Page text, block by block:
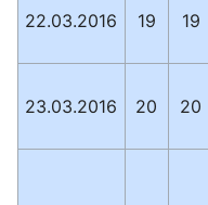
22.03.2016 19 19
23.03.2016 20 20